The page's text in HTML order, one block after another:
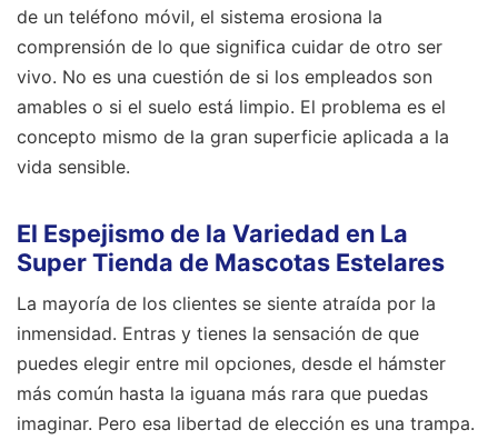
de un teléfono móvil, el sistema erosiona la
comprensión de lo que significa cuidar de otro ser
vivo. No es una cuestión de si los empleados son
amables o si el suelo está limpio. El problema es el
concepto mismo de la gran superficie aplicada a la
vida sensible.
El Espejismo de la Variedad en La
Super Tienda de Mascotas Estelares
La mayoría de los clientes se siente atraída por la
inmensidad. Entras y tienes la sensación de que
puedes elegir entre mil opciones, desde el hámster
más común hasta la iguana más rara que puedas
imaginar. Pero esa libertad de elección es una trampa.